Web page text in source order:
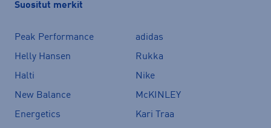
Suositut merkit
Peak Performance
adidas
Helly Hansen
Rukka
Halti
Nike
New Balance
McKINLEY
Energetics
Kari Traa